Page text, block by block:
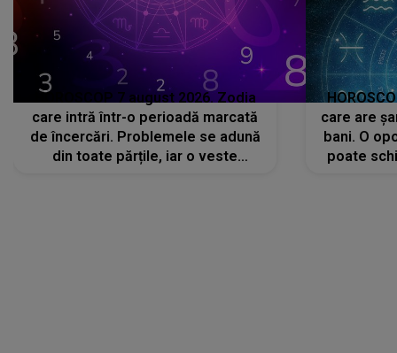
HOROSCOP 7 august 2026. Zodia
care intră într-o perioadă marcată
de încercări. Problemele se adună
din toate părțile, iar o veste
care are
bani. O
poate